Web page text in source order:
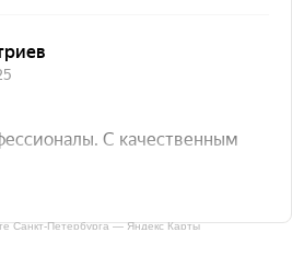
Санкт‑Петербурга — Яндекс Карты